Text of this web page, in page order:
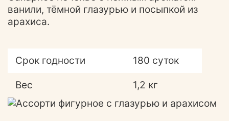
ванили, тёмной глазурью и посыпкой из
арахиса.
Срок годности 180 суток
Вес 1,2 кг